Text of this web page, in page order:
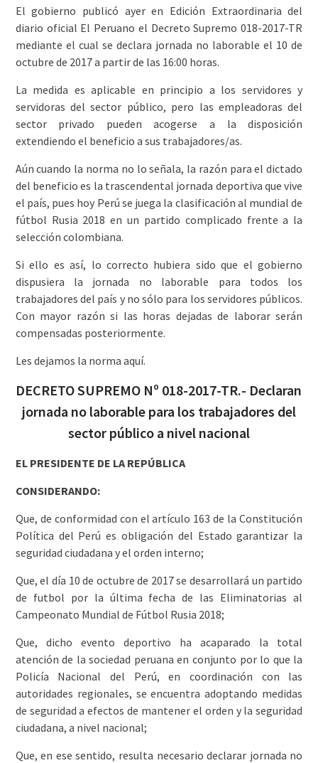
El gobierno publicó ayer en Edición Extraordinaria del
diario oficial El Peruano el Decreto Supremo 018-2017-TR
mediante el cual se declara jornada no laborable el 10 de
octubre de 2017 a partir de las 16:00 horas.
La medida es aplicable en principio a los servidores y
servidoras del sector público, pero las empleadoras del
sector privado pueden acogerse a la disposición
extendiendo el beneficio a sus trabajadores/as.
Aún cuando la norma no lo señala, la razón para el dictado
del beneficio es la trascendental jornada deportiva que vive
el país, pues hoy Perú se juega la clasificación al mundial de
fútbol Rusia 2018 en un partido complicado frente a la
selección colombiana.
Si ello es así, lo correcto hubiera sido que el gobierno
dispusiera la jornada no laborable para todos los
trabajadores del país y no sólo para los servidores públicos.
Con mayor razón si las horas dejadas de laborar serán
compensadas posteriormente.
Les dejamos la norma aquí.
DECRETO SUPREMO Nº 018-2017-TR.- Declaran
jornada no laborable para los trabajadores del
sector público a nivel nacional
EL PRESIDENTE DE LA REPÚBLICA
CONSIDERANDO:
Que, de conformidad con el artículo 163 de la Constitución
Política del Perú es obligación del Estado garantizar la
seguridad ciudadana y el orden interno;
Que, el día 10 de octubre de 2017 se desarrollará un partido
de futbol por la última fecha de las Eliminatorias al
Campeonato Mundial de Fútbol Rusia 2018;
Que, dicho evento deportivo ha acaparado la total
atención de la sociedad peruana en conjunto por lo que la
Policía Nacional del Perú, en coordinación con las
autoridades regionales, se encuentra adoptando medidas
de seguridad a efectos de mantener el orden y la seguridad
ciudadana, a nivel nacional;
Que, en ese sentido, resulta necesario declarar jornada no